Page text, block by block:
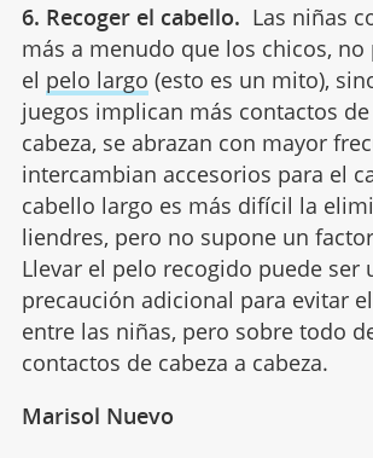
6. Recoger el cabello. Las niñas
más a menudo que los chicos,
el pelo largo (esto es un mito),
juegos implican más contactos de
cabeza, se abrazan con mayor
intercambian accesorios para el
cabello largo es más difícil la
liendres, pero no supone un
Llevar el pelo recogido puede ser
precaución adicional para evitar
entre las niñas, pero sobre todo
contactos de cabeza a cabeza.
Marisol Nuevo